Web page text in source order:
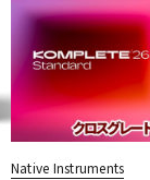
Native Instruments